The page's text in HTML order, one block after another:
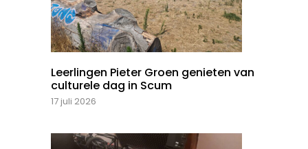
Leerlingen Pieter Groen genieten van
culturele dag in Scum
17 juli 2026